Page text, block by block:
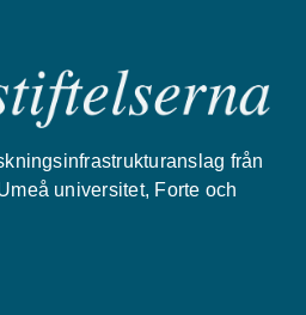
från
universitet, Forte och